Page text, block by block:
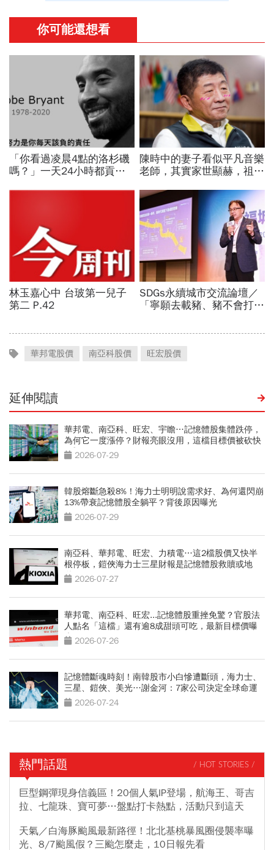
華邦電股價 南亞科股價 旺宏股價
延伸閱讀
華邦電、南亞科、旺宏、宇瞻…記憶體股集體跌停，
為何它一度漲停？財報亮眼沒用，這檔目標價被砍快
3成2026-07-29
韓股熔斷急殺8%！海力士明明說需求好、為何還閃崩
13%帶衰記憶體股全躺平？背後原因曝光
2026-07-29
南亞科、華邦電、旺宏、力積電…這2檔股價又快半
根停板，鎧俠海力士三星財報是記憶體股救贖或地
獄？2026-07-27
華邦電、南亞科、旺宏...記憶體股重挫免驚？官股法
人點名「這檔」還有逾8成甜頭可吃，最新目標價曝
光 2026-07-26
記憶體斷魂時刻！南韓股市小白慘遭斷頭，海力士、
三星、鎧俠、美光…謝金河：7家公司決定全球命運
2026-07-24
熱門話題 / HOT STORIES /
巨型鋼彈現身信義區！20個人氣IP登場，航海王、哥吉
拉、七龍珠、寶可夢…盤點打卡熱點，活動只到這天
天氣／白海豚颱風最新路徑！北北基桃暴風圈侵襲率曝
光、8/7颱風假？三颱怎麼走，10日報先看